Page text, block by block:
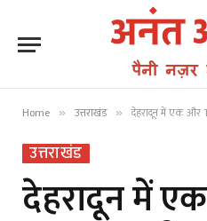
Home » उत्तराखंड » देहरादून में एक और Toll Plaza
उत्तराखंड
देहरादून में